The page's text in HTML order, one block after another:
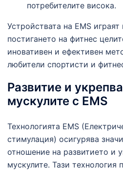
потребителите висока.
Устройствата на EMS
постигането на фитнес
иновативен и ефективен
любители спортисти и
Развитие и
мускулите с EMS
Технологията EMS
стимулация) осигурява
отношение на развитието и
мускулите. Тази технология